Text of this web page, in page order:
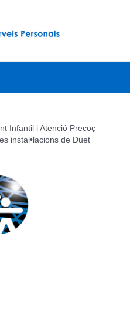
Infantil i Atenció Precoç
instal•lacions de Duet